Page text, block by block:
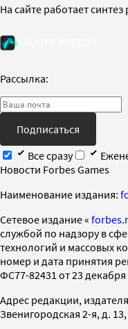
На сайте работает синтез
Рассылка:
Подписаться
Все сразу
Новости Forbes Games
Наименование издания:
Cетевое издание «
службой по надзору в
технологий и массовых
номер и дата принятия
ФС77-82431 от 23 декабря
Адрес редакции,
Звенигородская 2-я, д.